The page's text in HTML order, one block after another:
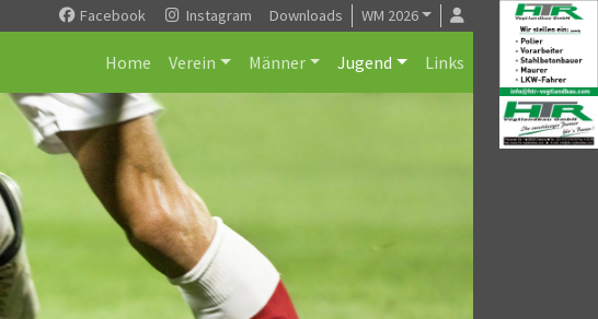
Facebook Instagram Downloads WM 2026
Home Verein Männer Jugend Links